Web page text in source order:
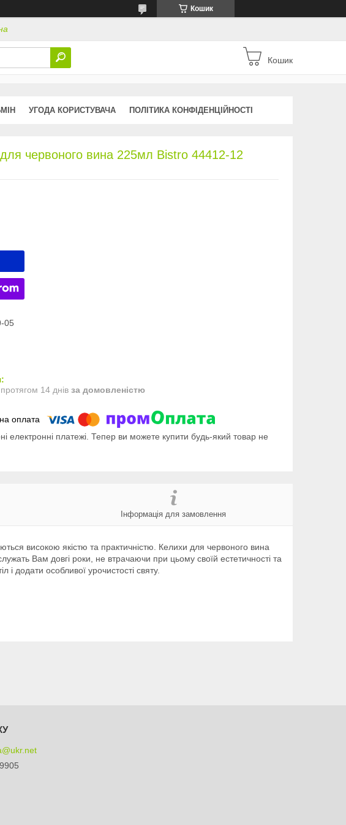
Кошик
Кошик
УГОДА КОРИСТУВАЧА ПОЛІТИКА КОНФІДЕНЦІЙНОСТІ
для червоного вина 225мл Bistro 44412-12
05
14 днів за домовленістю
електронні платежі. Тепер ви можете купити будь-який товар не
Інформація для замовлення
високою якістю та практичністю. Келихи для червоного вина
Вам довгі роки, не втрачаючи при цьому своїй естетичності та
додати особливої урочистості святу.